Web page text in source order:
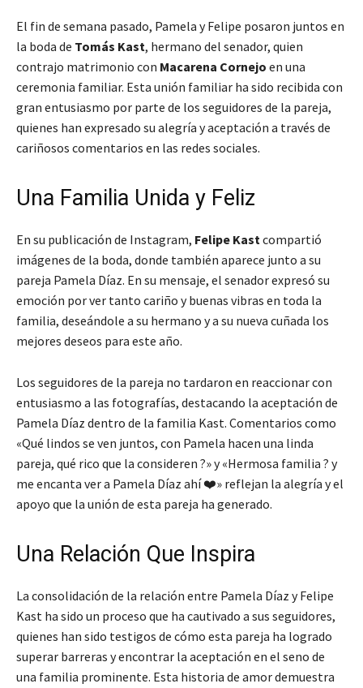
El fin de semana pasado, Pamela y Felipe posaron juntos en
la boda de Tomás Kast, hermano del senador, quien
contrajo matrimonio con Macarena Cornejo en una
ceremonia familiar. Esta unión familiar ha sido recibida con
gran entusiasmo por parte de los seguidores de la pareja,
quienes han expresado su alegría y aceptación a través de
cariñosos comentarios en las redes sociales.
Una Familia Unida y Feliz
En su publicación de Instagram, Felipe Kastcompartió
imágenes de la boda, donde también aparece junto a su
pareja Pamela Díaz. En su mensaje, el senador expresó su
emoción por ver tanto cariño y buenas vibras en toda la
familia, deseándole a su hermano y a su nueva cuñada los
mejores deseos para este año.
Los seguidores de la pareja no tardaron en reaccionar con
entusiasmo a las fotografías, destacando la aceptación de
Pamela Díaz dentro de la familia Kast. Comentarios como
«Qué lindos se ven juntos, con Pamela hacen una linda
pareja, qué rico que la consideren ?» y «Hermosa familia ? y
me encanta ver a Pamela Díaz ahí ❤️» reflejan la alegría y el
apoyo que la unión de esta pareja ha generado.
Una Relación Que Inspira
La consolidación de la relación entre Pamela Díaz y Felipe
Kast ha sido un proceso que ha cautivado a sus seguidores,
quienes han sido testigos de cómo esta pareja ha logrado
superar barreras y encontrar la aceptación en el seno de
una familia prominente. Esta historia de amor demuestra